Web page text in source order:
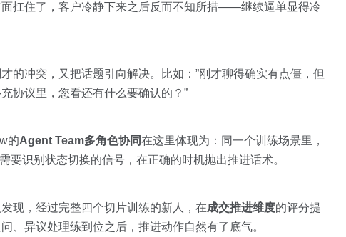
面扛住了，客户冷静下来之后反而不知所措——继续逼单显得冷
才的冲突，又把话题引向解决。比如：”刚才聊得确实有点僵，但
协议里，您看还有什么要确认的？”
的Agent Team多角色协同在这里体现为：同一个训练场景里，
要识别状态切换的信号，在正确的时机抛出推进话术。
现，经过完整四个切片训练的新人，在成交推进维度的评分提
异议处理练到位之后，推进动作自然有了底气。